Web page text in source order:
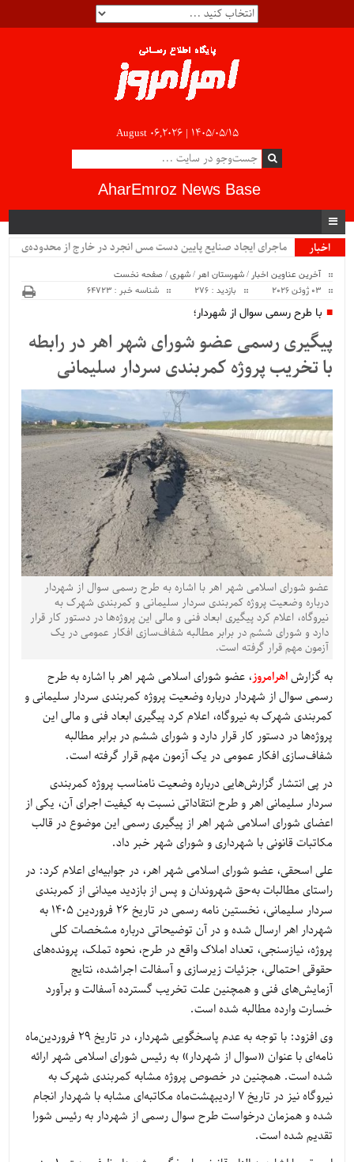
August 06,2026 | ۱۴۰۵/۰۵/۱۵
AharEmroz News Base
اخبار
ماجرای ایجاد صنایع پایین دست مس انجرد در خارج از محدوده‌ی
آخرین عناوین اخبار /شهرستان اهر /شهری/صفحه نخست
03 ژوئن 2026
بازدید : 276 شناسه خبر : 64723
با طرح رسمی سوال از شهردار؛
پیگیری رسمی عضو شورای شهر اهر در رابطه
با تخریب پروژه کمربندی سردار سلیمانی
عضو شورای اسلامی شهر اهر با اشاره به طرح رسمی سوال از شهردار
درباره وضعیت پروژه کمربندی سردار سلیمانی و کمربندی شهرک به
نیروگاه، اعلام کرد پیگیری ابعاد فنی و مالی این پروژه‌ها در دستور کار قرار
دارد و شورای ششم در برابر مطالبه شفاف‌سازی افکار عمومی در یک
آزمون مهم قرار گرفته است.
به گزارشاهرامروز، عضو شورای اسلامی شهر اهر با اشاره به طرح
رسمی سوال از شهردار درباره وضعیت پروژه کمربندی سردار سلیمانی و
کمربندی شهرک به نیروگاه، اعلام کرد پیگیری ابعاد فنی و مالی این
پروژه‌ها در دستور کار قرار دارد و شورای ششم در برابر مطالبه
شفاف‌سازی افکار عمومی در یک آزمون مهم قرار گرفته است.
در پی انتشار گزارش‌هایی درباره وضعیت نامناسب پروژه کمربندی
سردار سلیمانی اهر و طرح انتقاداتی نسبت به کیفیت اجرای آن، یکی از
اعضای شورای اسلامی شهر اهر از پیگیری رسمی این موضوع در قالب
مکاتبات قانونی با شهرداری و شورای شهر خبر داد.
علی اسحقی، عضو شورای اسلامی شهر اهر، در جوابیه‌ای اعلام کرد: در
راستای مطالبات به‌حق شهروندان و پس از بازدید میدانی از کمربندی
سردار سلیمانی، نخستین نامه رسمی در تاریخ ۲۶ فروردین ۱۴۰۵ به
شهردار اهر ارسال شده و در آن توضیحاتی درباره مشخصات کلی
پروژه، نیازسنجی، تعداد املاک واقع در طرح، نحوه تملک، پرونده‌های
حقوقی احتمالی، جزئیات زیرسازی و آسفالت اجراشده، نتایج
آزمایش‌های فنی و همچنین علت تخریب گسترده آسفالت و برآورد
خسارت وارده مطالبه شده است.
وی افزود: با توجه به عدم پاسخگویی شهردار، در تاریخ ۲۹ فروردین‌ماه
نامه‌ای با عنوان «سوال از شهردار» به رئیس شورای اسلامی شهر ارائه
شده است. همچنین در خصوص پروژه مشابه کمربندی شهرک به
نیروگاه نیز در تاریخ ۷ اردیبهشت‌ماه مکاتبه‌ای مشابه با شهردار انجام
شده و همزمان درخواست طرح سوال رسمی از شهردار به رئیس شورا
تقدیم شده است.